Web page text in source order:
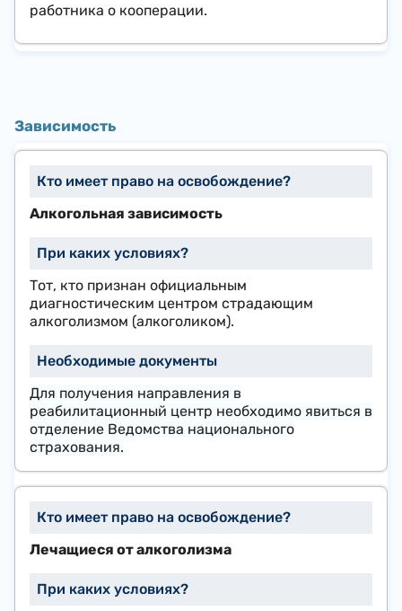
работника о кооперации.
Зависимость
Алкогольная зависимость
Тот, кто признан официальным
диагностическим центром страдающим
алкоголизмом (алкоголиком).
Для получения направления в
реабилитационный центр необходимо явиться в
отделение Ведомства национального
страхования.
Лечащиеся от алкоголизма